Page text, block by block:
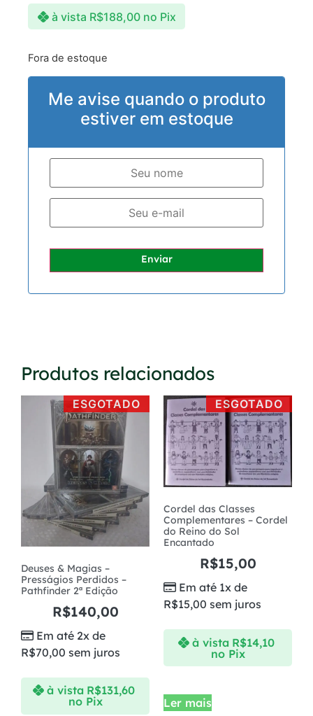
à vista R$188,00 no Pix
Fora de estoque
Me avise quando o produto
estiver em estoque
Enviar
Produtos relacionados
ESGOTADO
Deuses & Magias –
Presságios Perdidos –
Pathfinder 2ª Edição
R$140,00
Em até 2x de
R$70,00 sem juros
à vista R$131,60
no Pix
ESGOTADO
Cordel das Classes
Complementares – Cordel
do Reino do Sol
Encantado
R$15,00
Em até 1x de
R$15,00 sem juros
à vista R$14,10
no Pix
Ler mais